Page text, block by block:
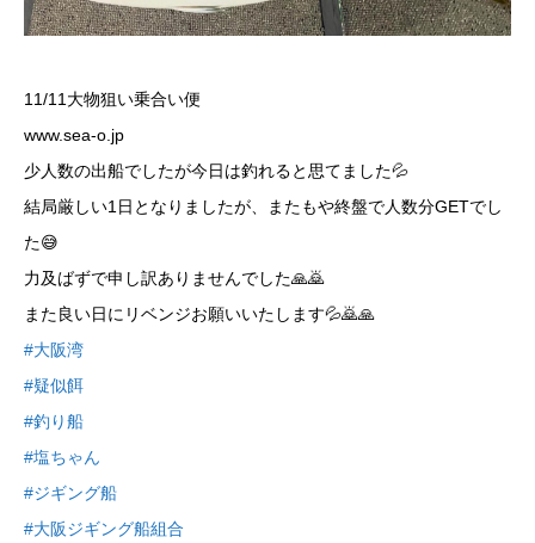
11/11大物狙い乗合い便
www.sea-o.jp
少人数の出船でしたが今日は釣れると思てました💦
結局厳しい1日となりましたが、またもや終盤で人数分GETでし
た😅
力及ばずで申し訳ありませんでした🙏🙇
また良い日にリベンジお願いいたします💦🙇🙏
#大阪湾
#疑似餌
#釣り船
#塩ちゃん
#ジギング船
#大阪ジギング船組合